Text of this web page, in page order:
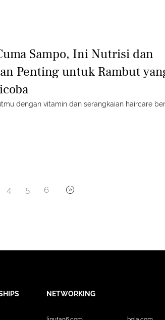
Sampo, Ini Nutrisi dan
Penting untuk Rambut
dengan vitamin dan serangkaian haircare
4 5 6
NETWORKING